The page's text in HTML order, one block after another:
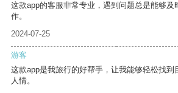
这款app的客服非常专业，遇到问题总是能够及
作。
2024-07-25
游客
这款app是我旅行的好帮手，让我能够轻松找到
人情。